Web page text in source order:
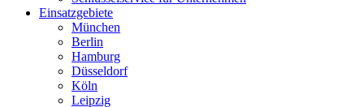
Einsatzgebiete
München
Berlin
Hamburg
Düsseldorf
Köln
Leipzig